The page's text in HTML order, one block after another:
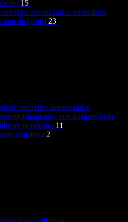
15
e autorizzati ai dipendenti
non dirigenti) 23
conferiti e autorizzati ai
(dirigenti e non dirigenti) (da
in tabelle) 11
collettiva 2